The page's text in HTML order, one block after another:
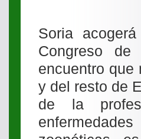
Soria
Congreso
encuentro que
y del resto de
de la